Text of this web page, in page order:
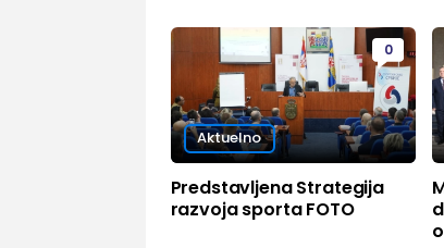
0
Aktuelno
Predstavljena Strategija
razvoja sporta FOTO